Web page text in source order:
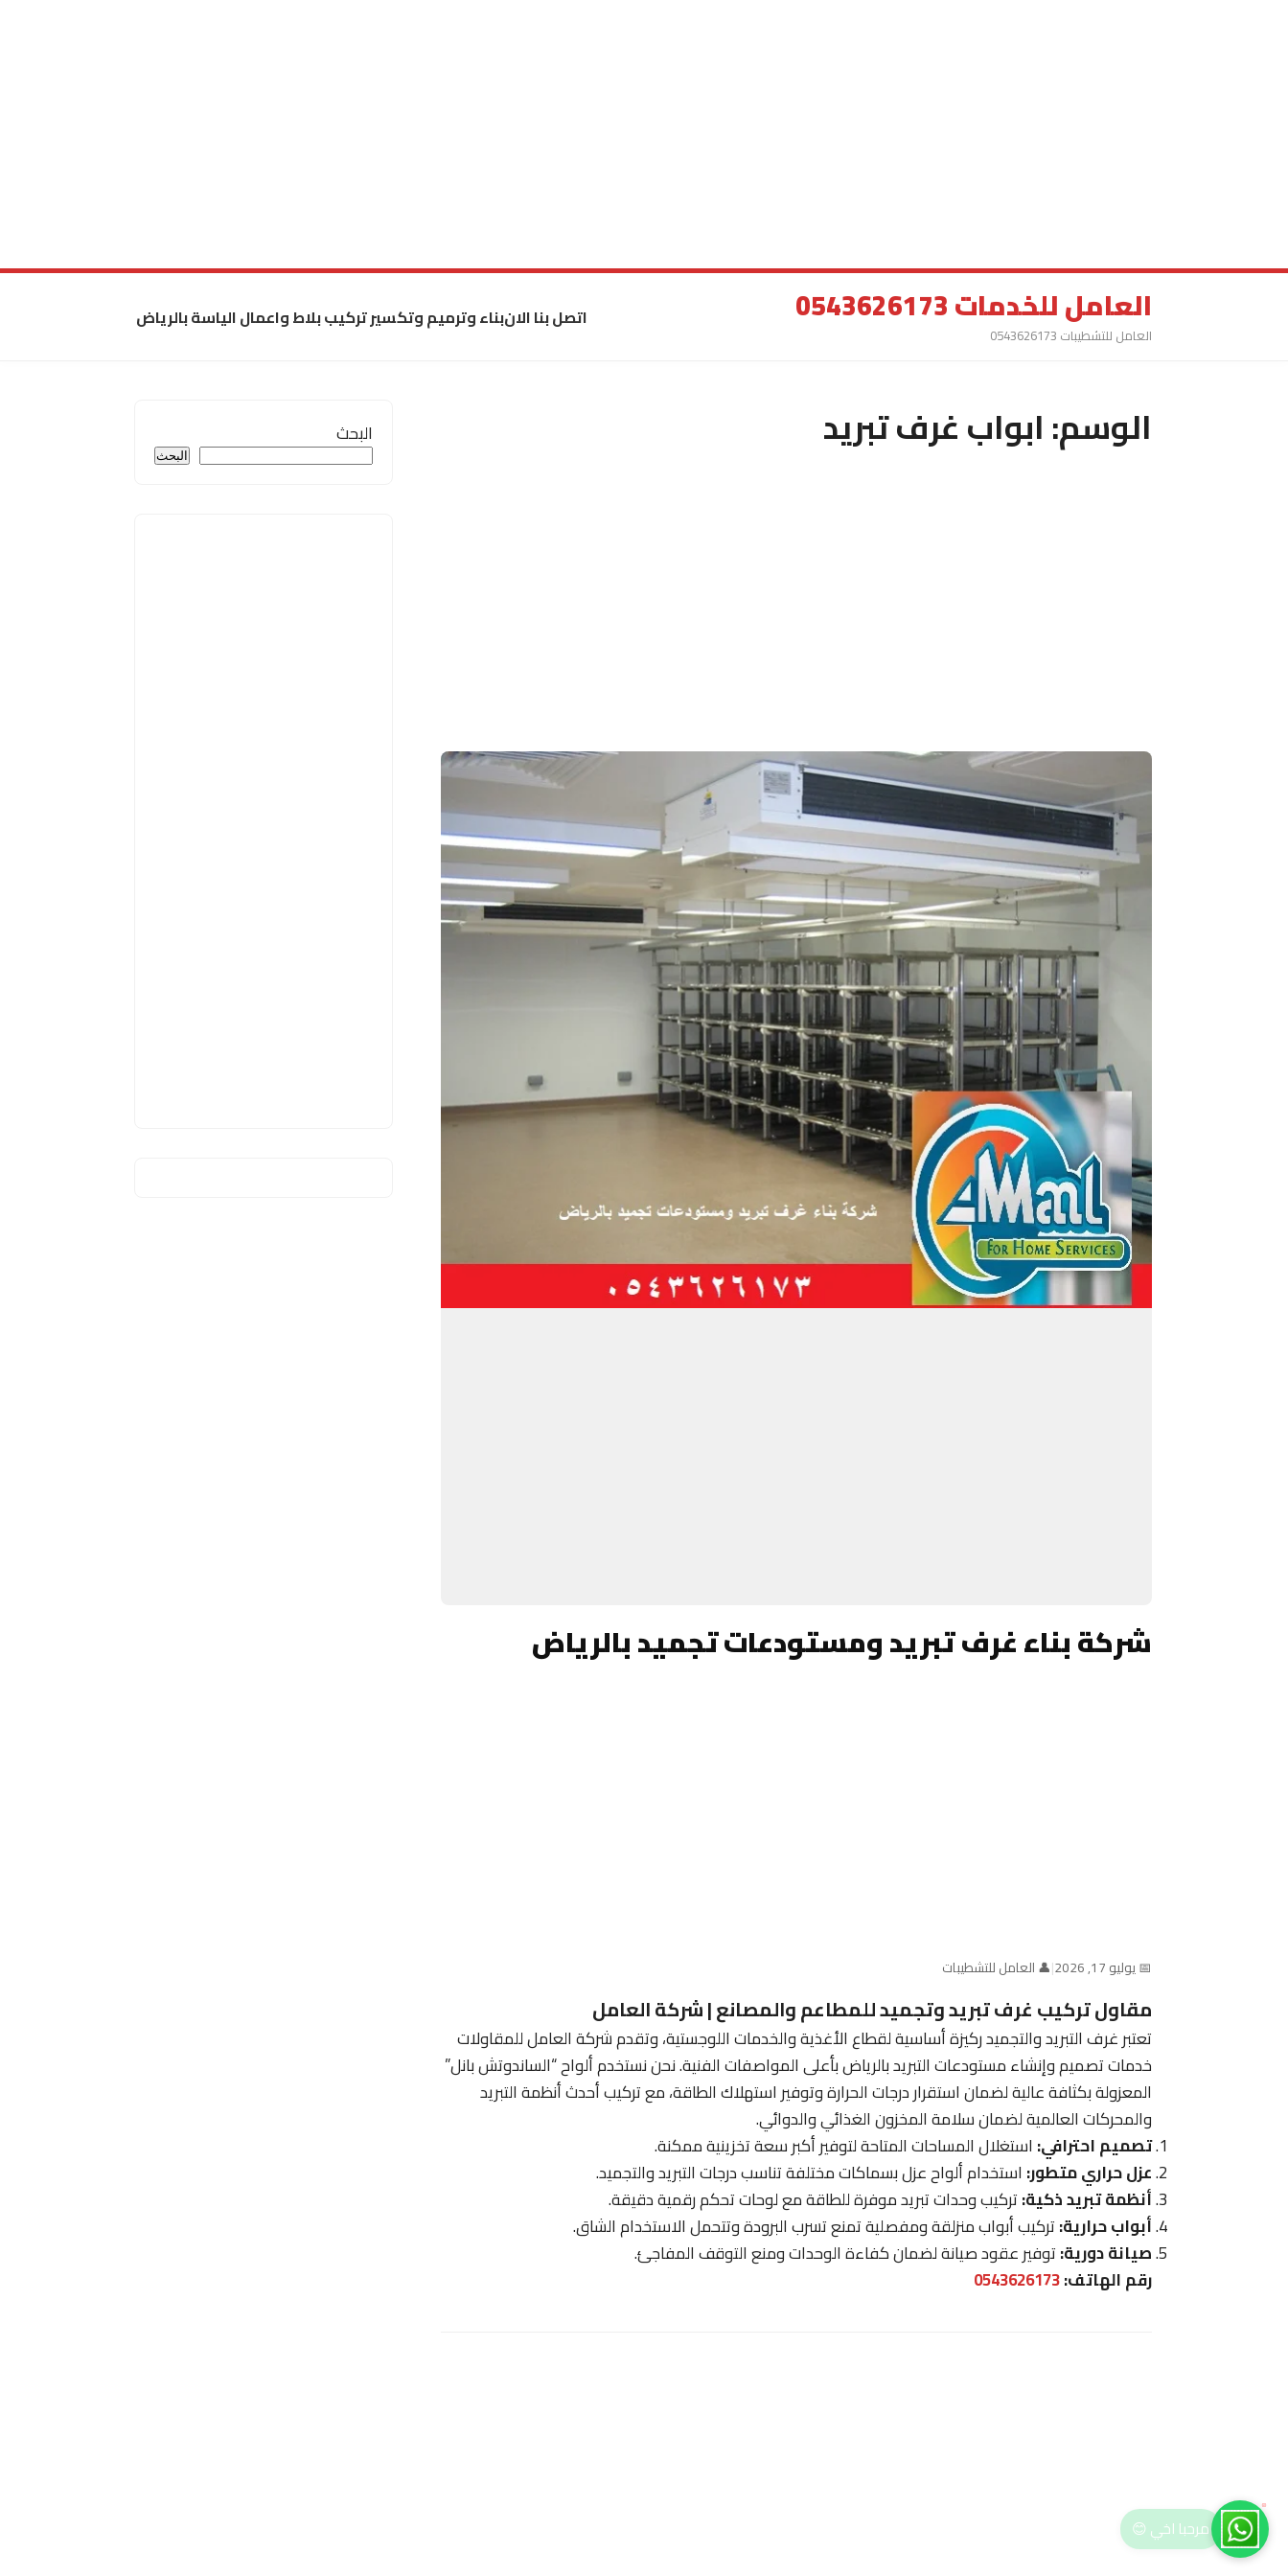
العامل للخدمات 0543626173
العامل للتشطيبات 0543626173
اتصل بنا الانبناء وترميم وتكسير تركيب بلاط واعمال الياسة بالرياض
الوسم:ابواب غرف تبريد
شركة بناء غرف تبريد ومستودعات تجميد بالرياض
📅 يوليو 17, 2026 |👤 العامل للتشطيبات
مقاول تركيب غرف تبريد وتجميد للمطاعم والمصانع | شركة العامل
تعتبر غرف التبريد والتجميد ركيزة أساسية لقطاع الأغذية والخدمات اللوجستية، وتقدم شركة العامل للمقاولات
خدمات تصميم وإنشاء مستودعات التبريد بالرياض بأعلى المواصفات الفنية. نحن نستخدم ألواح “الساندوتش بانل”
المعزولة بكثافة عالية لضمان استقرار درجات الحرارة وتوفير استهلاك الطاقة، مع تركيب أحدث أنظمة التبريد
والمحركات العالمية لضمان سلامة المخزون الغذائي والدوائي.
تصميم احترافي: استغلال المساحات المتاحة لتوفير أكبر سعة تخزينية ممكنة.
عزل حراري متطور: استخدام ألواح عزل بسماكات مختلفة تناسب درجات التبريد والتجميد.
أنظمة تبريد ذكية:تركيب وحدات تبريد موفرة للطاقة مع لوحات تحكم رقمية دقيقة.
أبواب حرارية:تركيب أبواب منزلقة ومفصلية تمنع تسرب البرودة وتتحمل الاستخدام الشاق.
صيانة دورية:توفير عقود صيانة لضمان كفاءة الوحدات ومنع التوقف المفاجئ.
رقم الهاتف:0543626173
البحث
البحث